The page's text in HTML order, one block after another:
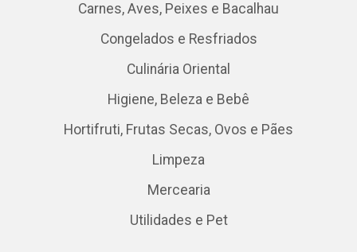
Carnes, Aves, Peixes e Bacalhau
Congelados e Resfriados
Culinária Oriental
Higiene, Beleza e Bebê
Hortifruti, Frutas Secas, Ovos e Pães
Limpeza
Mercearia
Utilidades e Pet